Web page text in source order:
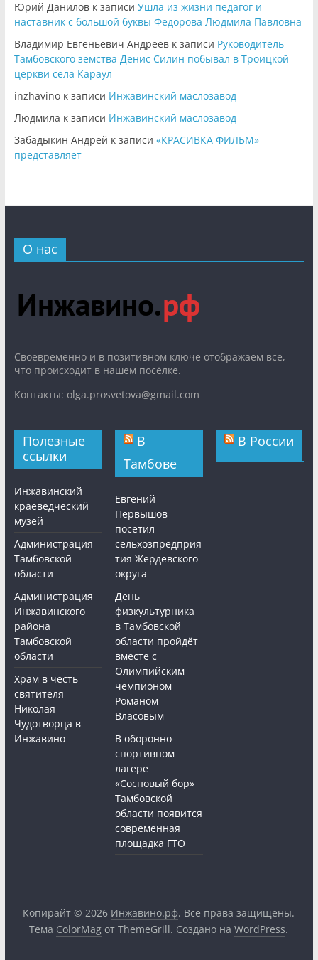
Юрий Даниловк записи Ушла из жизни педагог и
наставник с большой буквы Федорова Людмила Павловна
Владимир Евгеньевич Андреевк записи Руководитель
Тамбовского земства Денис Силин побывал в Троицкой
церкви села Караул
inzhavinoк записи Инжавинский маслозавод
Людмила к записи Инжавинский маслозавод
Забадыкин Андрей к записи «КРАСИВКА ФИЛЬМ»
представляет
О нас
Cвоевременно и в позитивном ключе отображаем все,
что происходит в нашем посёлке.
Контакты: olga.prosvetova@gmail.com
Полезные
ссылки
Инжавинский
краеведческий
музей
Администрация
Тамбовской
области
Администрация
Инжавинского
района
Тамбовской
области
Храм в честь
святителя
Николая
Чудотворца в
Инжавино
В
Тамбове
Евгений
Первышов
посетил
сельхозпредприя
тия Жердевского
округа
День
физкультурника
в Тамбовской
области пройдёт
вместе с
Олимпийским
чемпионом
Романом
Власовым
В оборонно-
спортивном
лагере
«Сосновый бор»
Тамбовской
области появится
современная
площадка ГТО
В России
Копирайт © 2026 Инжавино.рф. Все права защищены.
Тема ColorMag от ThemeGrill. Создано наWordPress.